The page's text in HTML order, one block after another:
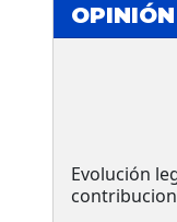
OPINIÓN
Evolución